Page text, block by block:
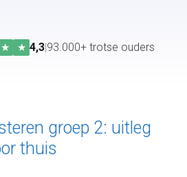
★ ★ 4,3|93.000+ trotse ouders
groep 2: uitleg
thuis